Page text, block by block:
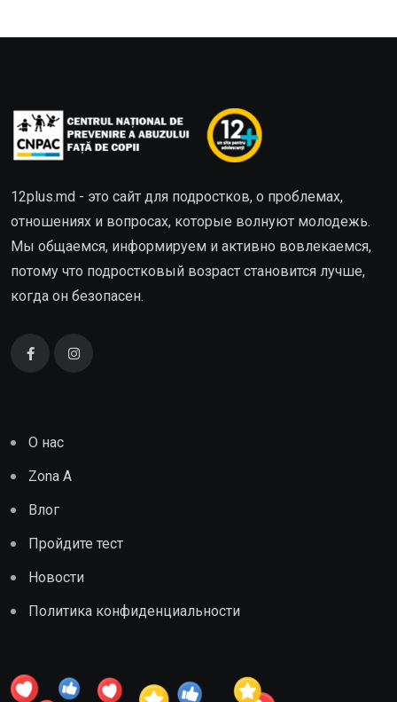
12plus.md - это сайт для подростков, о проблемах,
отношениях и вопросах, которые волнуют молодежь.
Мы общаемся, информируем и активно вовлекаемся,
потому что подростковый возраст становится лучше,
когда он безопасен.
О нас
Zona A
Влог
Пройдите тест
Новости
Политика конфиденциальности